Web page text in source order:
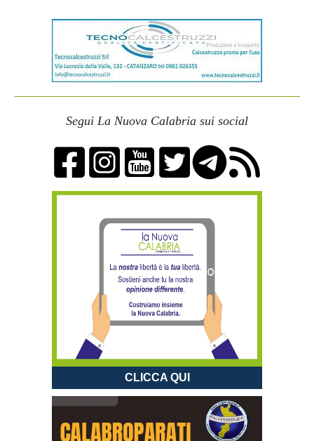
Segui La Nuova Calabria sui social
CLICCA QUI